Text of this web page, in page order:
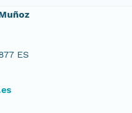
ES